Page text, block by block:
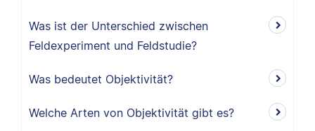
Was ist der Unterschied zwischen
Feldexperiment und Feldstudie?
Was bedeutet Objektivität?
Welche Arten von Objektivität gibt es?